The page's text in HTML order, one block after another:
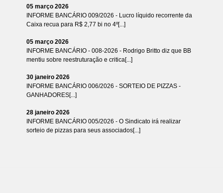
05 março 2026
INFORME BANCÁRIO 009/2026 - Lucro líquido recorrente da
Caixa recua para R$ 2,77 bi no 4º[...]
05 março 2026
INFORME BANCÁRIO - 008-2026 - Rodrigo Britto diz que BB
mentiu sobre reestruturação e critica[...]
30 janeiro 2026
INFORME BANCÁRIO 006/2026 - SORTEIO DE PIZZAS -
GANHADORES[...]
28 janeiro 2026
INFORME BANCÁRIO 005/2026 - O Sindicato irá realizar
sorteio de pizzas para seus associados[...]